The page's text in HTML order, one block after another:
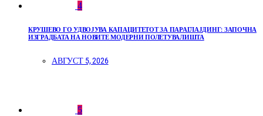
4
КРУШЕВО ГО УДВОЈУВА КАПАЦИТЕТОТ ЗА ПАРАГЛАЈДИНГ: ЗАПОЧНА
ИЗГРАДБАТА НА НОВИТЕ МОДЕРНИ ПОЛЕТУВАЛИШТА
АВГУСТ 5, 2026
5